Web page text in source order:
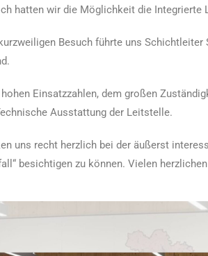
hatten wir die Möglichkeit die Integrierte
Besuch führte uns
hohen Einsatzzahlen, dem großen
Ausstattung der Leitstelle.
uns recht herzlich bei der äußerst
besichtigen zu können. Vielen